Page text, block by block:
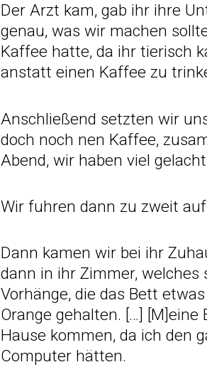
Der Arzt kam, gab ihr ihre
genau, was wir machen
Kaffee hatte, da ihr tierisch
anstatt einen Kaffee zu
Anschließend setzten wir
doch noch nen Kaffee,
Abend, wir haben viel
Wir fuhren dann zu zweit
Dann kamen wir bei ihr
dann in ihr Zimmer,
Vorhänge, die das Bett
Orange gehalten. […]
Hause kommen, da ich den
Computer hätten.